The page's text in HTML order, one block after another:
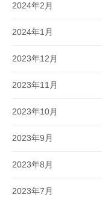
2024年2月
2024年1月
2023年12月
2023年11月
2023年10月
2023年9月
2023年8月
2023年7月